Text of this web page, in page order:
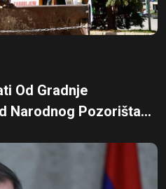
Od Gradnje
Narodnog Pozorišta...